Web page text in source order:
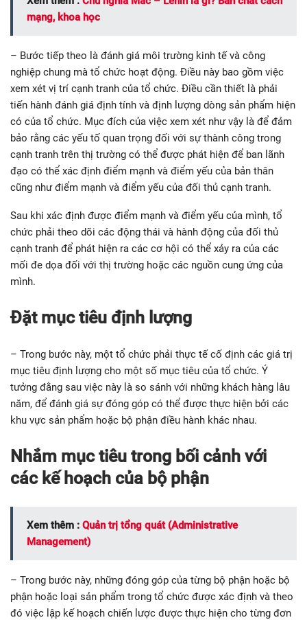
mạng, khoa học
– Bước tiếp theo là đánh giá môi trường kinh tế và công
nghiệp chung mà tổ chức hoạt động. Điều này bao gồm việc
xem xét vị trí cạnh tranh của tổ chức. Điều cần thiết là phải
tiến hành đánh giá định tính và định lượng dòng sản phẩm hiện
có của tổ chức. Mục đích của việc xem xét như vậy là để đảm
bảo rằng các yếu tố quan trọng đối với sự thành công trong
cạnh tranh trên thị trường có thể được phát hiện để ban lãnh
đạo có thể xác định điểm mạnh và điểm yếu của bản thân
cũng như điểm mạnh và điểm yếu của đối thủ cạnh tranh.
Sau khi xác định được điểm mạnh và điểm yếu của mình, tổ
chức phải theo dõi các động thái và hành động của đối thủ
cạnh tranh để phát hiện ra các cơ hội có thể xảy ra của các
mối đe dọa đối với thị trường hoặc các nguồn cung ứng của
mình.
Đặt mục tiêu định lượng
– Trong bước này, một tổ chức phải thực tế cố định các giá trị
mục tiêu định lượng cho một số mục tiêu của tổ chức. Ý
tưởng đằng sau việc này là so sánh với những khách hàng lâu
năm, để đánh giá sự đóng góp có thể được thực hiện bởi các
khu vực sản phẩm hoặc bộ phận điều hành khác nhau.
Nhắm mục tiêu trong bối cảnh với
các kế hoạch của bộ phận
Xem thêm : Quản trị tổng quát (Administrative
Management)
– Trong bước này, những đóng góp của từng bộ phận hoặc bộ
phận hoặc loại sản phẩm trong tổ chức được xác định và theo
đó việc lập kế hoạch chiến lược được thực hiện cho từng đơn